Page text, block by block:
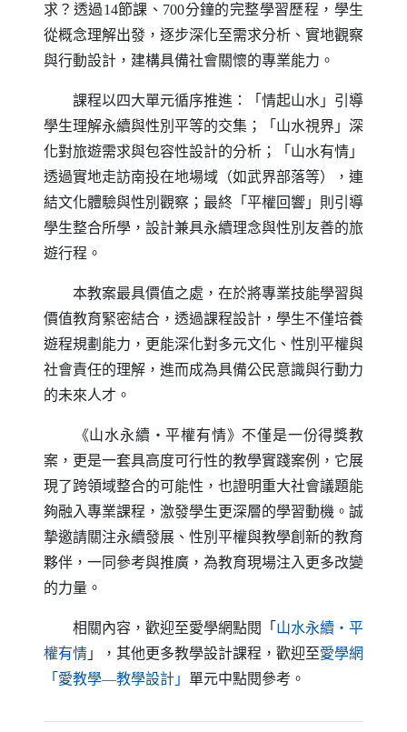
求？透過14節課、700分鐘的完整學習歷程，學生
從概念理解出發，逐步深化至需求分析、實地觀察
與行動設計，建構具備社會關懷的專業能力。
課程以四大單元循序推進：「情起山水」引導
學生理解永續與性別平等的交集；「山水視界」深
化對旅遊需求與包容性設計的分析；「山水有情」
透過實地走訪南投在地場域（如武界部落等），連
結文化體驗與性別觀察；最終「平權回響」則引導
學生整合所學，設計兼具永續理念與性別友善的旅
遊行程。
本教案最具價值之處，在於將專業技能學習與
價值教育緊密結合，透過課程設計，學生不僅培養
遊程規劃能力，更能深化對多元文化、性別平權與
社會責任的理解，進而成為具備公民意識與行動力
的未來人才。
《山水永續・平權有情》不僅是一份得獎教
案，更是一套具高度可行性的教學實踐案例，它展
現了跨領域整合的可能性，也證明重大社會議題能
夠融入專業課程，激發學生更深層的學習動機。誠
摯邀請關注永續發展、性別平權與教學創新的教育
夥伴，一同參考與推廣，為教育現場注入更多改變
的力量。
相關內容，歡迎至愛學網點閱「 山水永續・平
權有情（另開新視窗）
」，其他更多教學設計課程，歡迎至愛學網
「愛教學—教學設計」
（另開新視窗）
單元中點閱參考。